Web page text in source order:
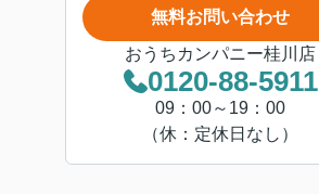
無料お問い合わせ
おうちカンパニー桂川店
0120-88-5911
09：00～19：00
（休：定休日なし）